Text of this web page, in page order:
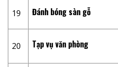
19 Đánh bóng sàn gỗ
20 Tạp vụ văn phòng